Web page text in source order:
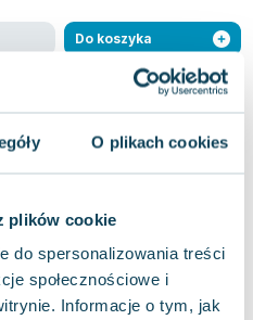
O plikach cookies
plików cookie
do spersonalizowania treści
społecznościowe i
Informacje o tym, jak
Do koszyka
w działaniach poza
Ordery i odznaczenia,
pamiątkowe.
| Zdzisław Sawicki,Jan Strynowicz